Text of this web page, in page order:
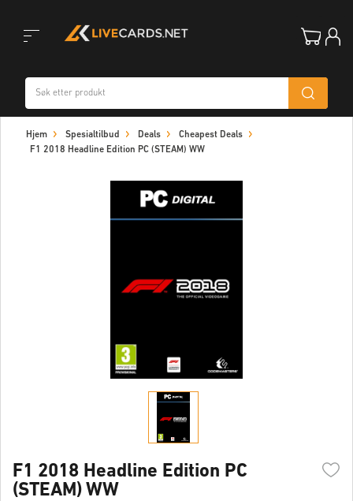
navigation
Hjem Spesialtilbud Deals
Cheapest Deals
F1 2018 Headline Edition PC (STEAM) WW
F1 2018 Headline Edition PC
(STEAM) WW